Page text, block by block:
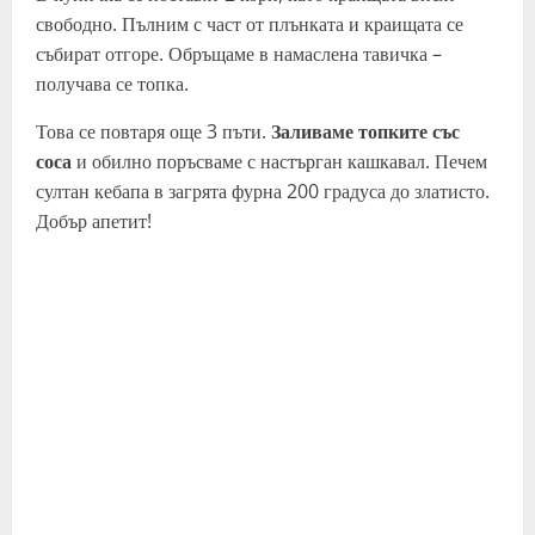
свободно. Пълним с част от плънката и краищата се
събират отгоре. Обръщаме в намаслена тавичка –
получава се топка.
Това се повтаря още 3 пъти. Заливаме топките със
сосаи обилно поръсваме с настърган кашкавал. Печем
султан кебапа в загрята фурна 200 градуса до златисто.
Добър апетит!